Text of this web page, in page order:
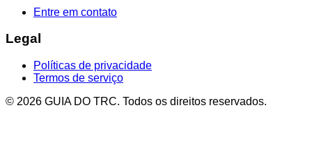
Entre em contato
Legal
Políticas de privacidade
Termos de serviço
© 2026 GUIA DO TRC. Todos os direitos reservados.